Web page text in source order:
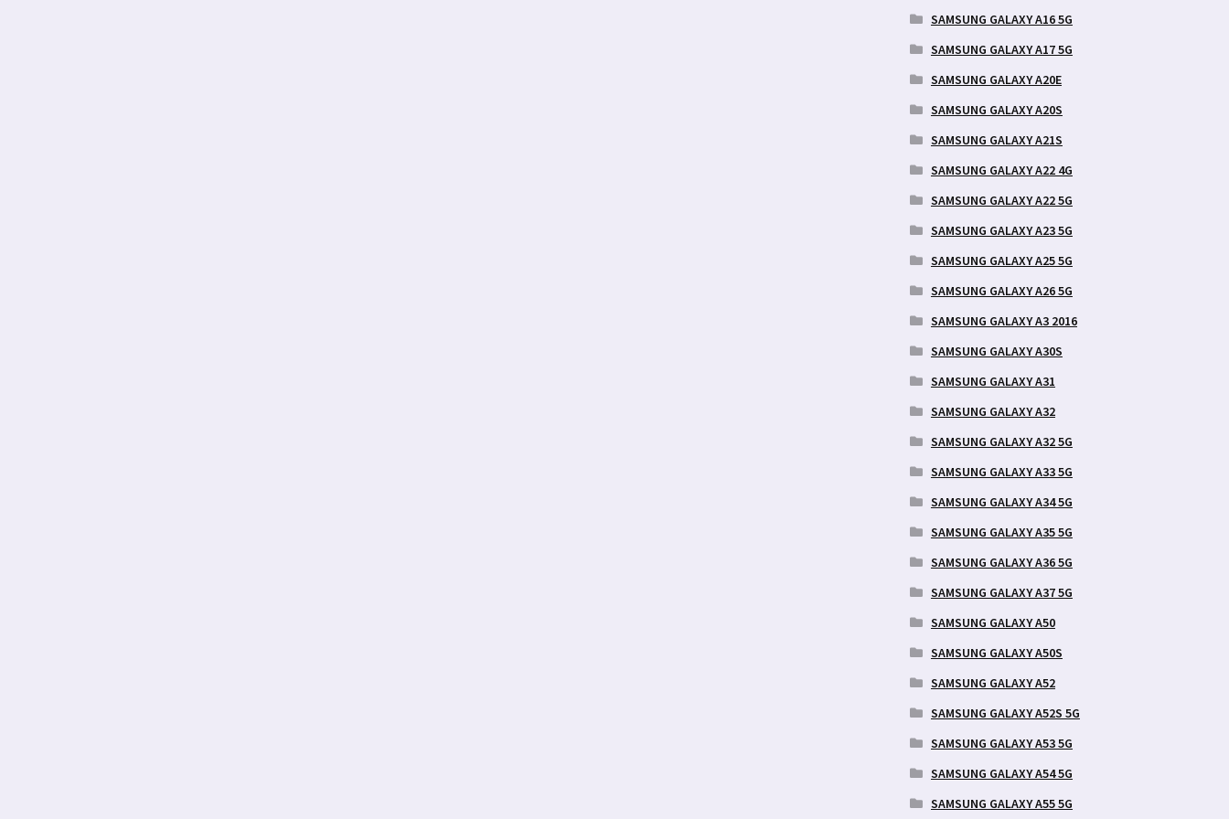
SAMSUNG GALAXY A16 5G
SAMSUNG GALAXY A17 5G
SAMSUNG GALAXY A20E
SAMSUNG GALAXY A20S
SAMSUNG GALAXY A21S
SAMSUNG GALAXY A22 4G
SAMSUNG GALAXY A22 5G
SAMSUNG GALAXY A23 5G
SAMSUNG GALAXY A25 5G
SAMSUNG GALAXY A26 5G
SAMSUNG GALAXY A3 2016
SAMSUNG GALAXY A30S
SAMSUNG GALAXY A31
SAMSUNG GALAXY A32
SAMSUNG GALAXY A32 5G
SAMSUNG GALAXY A33 5G
SAMSUNG GALAXY A34 5G
SAMSUNG GALAXY A35 5G
SAMSUNG GALAXY A36 5G
SAMSUNG GALAXY A37 5G
SAMSUNG GALAXY A50
SAMSUNG GALAXY A50S
SAMSUNG GALAXY A52
SAMSUNG GALAXY A52S 5G
SAMSUNG GALAXY A53 5G
SAMSUNG GALAXY A54 5G
SAMSUNG GALAXY A55 5G